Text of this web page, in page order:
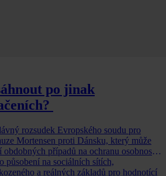
po jinak
rozsudek Evropského soudu pro
Mortensen proti Dánsku, který může
obdobných případů na ochranu osobnosti,
působení na sociálních sítích,
a reálných základů pro hodnotící